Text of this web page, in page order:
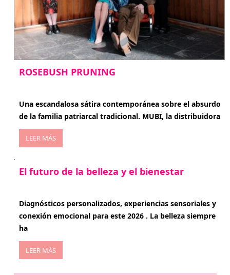
ROSEBUSH PRUNING
Una escandalosa sátira contemporánea sobre el absurdo
de la familia patriarcal tradicional. MUBI, la distribuidora
LEER MÁS
El futuro de la belleza y el bienestar
Diagnósticos personalizados, experiencias sensoriales y
conexión emocional para este 2026 . La belleza siempre
ha
LEER MÁS